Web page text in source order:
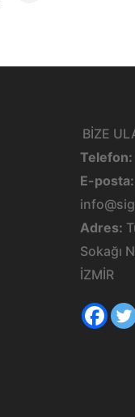
BİZE
Telefon:
E-posta:
Adres:
Sokağı
İZMİR